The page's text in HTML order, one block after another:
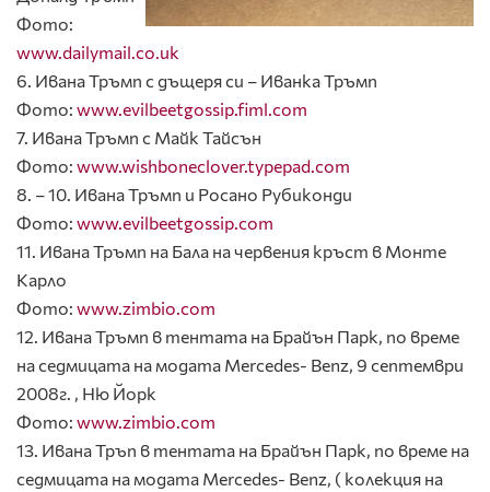
Фото:
www.dailymail.co.uk
6. Ивана Тръмп с дъщеря си – Иванка Тръмп
Фото: www.evilbeetgossip.fiml.com
7. Ивана Тръмп с Майк Тайсън
Фото: www.wishboneclover.typepad.com
8. – 10. Ивана Тръмп и Росано Рубиконди
Фото: www.evilbeetgossip.com
11. Ивана Тръмп на Бала на червения кръст в Монте
Карло
Фото: www.zimbio.com
12. Ивана Тръмп в тентата на Брайън Парк, по време
на седмицата на модата Mercedes- Benz, 9 септември
2008г. , Ню Йорк
Фото: www.zimbio.com
13. Ивана Тръп в тентата на Брайън Парк, по време на
седмицата на модата Mercedes- Benz, ( колекция на